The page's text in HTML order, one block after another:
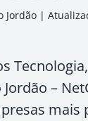
Jordão |
–
mais